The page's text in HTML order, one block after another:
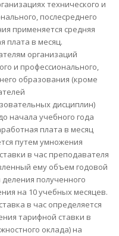
технического и
послесреднего
применяется средняя
плата в месяц.
организаций
и профессионального,
образования (кроме
дисциплин)
начала учебного года
плата в месяц
путем умножения
в час преподавателя
ему объем годовой
деления полученного
на 10 учебных месяцев.
в час определяется
тарифной ставки в
оклада) на